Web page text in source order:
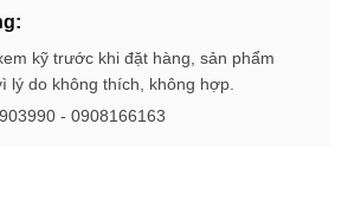
kỹ trước khi đặt hàng, sản phẩm
lý do không thích, không hợp.
- 0908166163